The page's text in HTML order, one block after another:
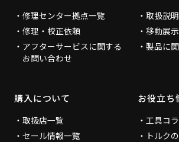
修理センター拠点一覧
修理・校正依頼
アフターサービスに関する
お問い合わせ
取扱説
移動展
製品に
購入について
取扱店一覧
セール情報一覧
お役立ち
工具コ
トルク